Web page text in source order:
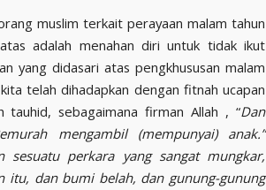
muslim terkait perayaan malam tahun
adalah menahan diri untuk tidak ikut
yang didasari atas pengkhususan malam
telah dihadapkan dengan fitnah ucapan
sebagaimana firman Allah , “Dan
mengambil (mempunyai) anak.”
sesuatu perkara yang sangat mungkar,
itu, dan bumi belah, dan gunung-gunung